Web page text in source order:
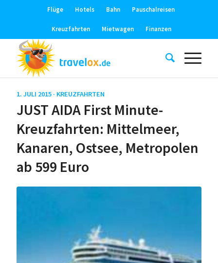
Flüge Hotels Bahn Pauschalreisen
Kreuzfahrten Mietwagen Finanzen
1. JULI 2015 · KREUZFAHRTEN
JUST AIDA First Minute-
Kreuzfahrten: Mittelmeer,
Kanaren, Ostsee, Metropolen
ab 599 Euro